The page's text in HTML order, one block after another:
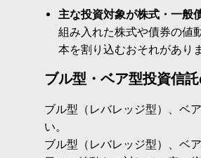
主な投資対象が株式・一般
組み入れた株式や債券の値
本を割り込むおそれがあり
ブル型・ベア型投資信
ブル型（レバレッジ型）、ベ
い。
ブル型（レバレッジ型）、ベ